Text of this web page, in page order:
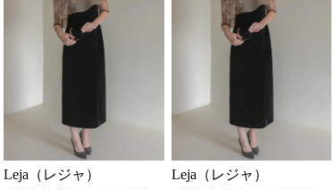
Leja（レジャ） Leja（レジャ）